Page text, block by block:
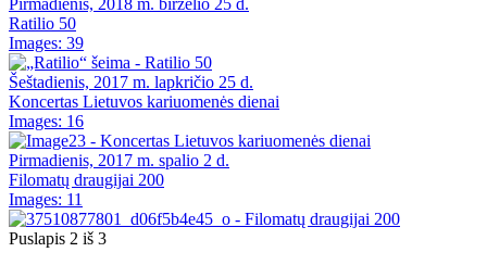
Pirmadienis, 2018 m. birželio 25 d.
Ratilio 50
Images: 39
Šeštadienis, 2017 m. lapkričio 25 d.
Koncertas Lietuvos kariuomenės dienai
Images: 16
Pirmadienis, 2017 m. spalio 2 d.
Filomatų draugijai 200
Images: 11
Puslapis 2 iš 3